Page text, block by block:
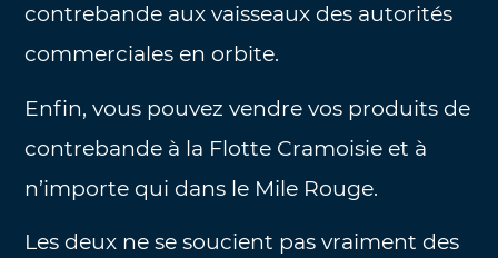
contrebande aux vaisseaux des autorités
commerciales en orbite.
Enfin, vous pouvez vendre vos produits de
contrebande à la Flotte Cramoisie et à
n’importe qui dans le Mile Rouge.
Les deux ne se soucient pas vraiment des